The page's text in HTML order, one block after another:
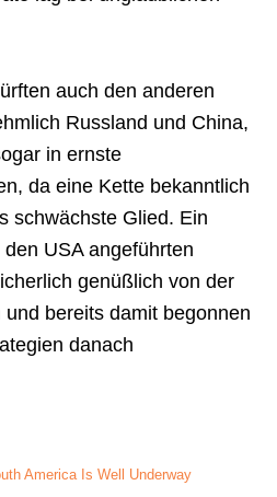
auch den anderen
Russland und China,
in ernste
da eine Kette bekanntlich
schwächste Glied. Ein
USA angeführten
genüßlich von der
bereits damit begonnen
danach
America Is Well Underway